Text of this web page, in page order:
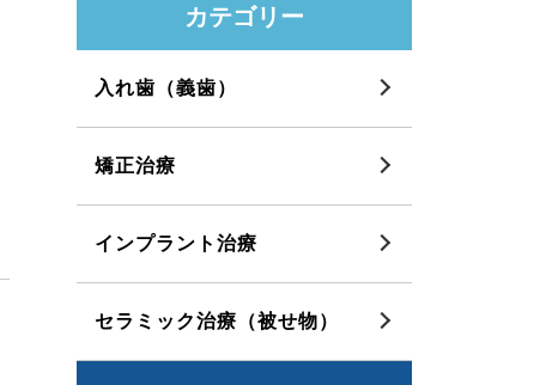
カテゴリー
入れ歯（義歯）
矯正治療
インプラント治療
セラミック治療（被せ物）